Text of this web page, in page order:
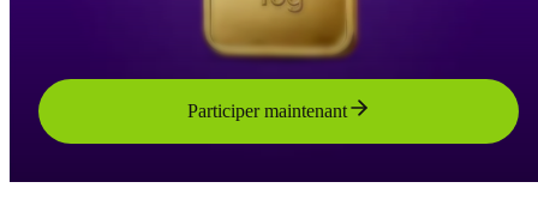
Participer maintenant